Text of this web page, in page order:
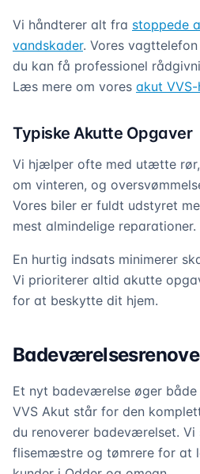
Vi håndterer alt fra stoppede
vandskader. Vores
du kan få professionel
Læs mere om vores akut
Typiske Akutte Opgaver
Vi hjælper ofte med utætte
om vinteren, og
Vores biler er fuldt udstyret
mest almindelige reparationer.
En hurtig indsats minimerer
Vi prioriterer altid akutte
for at beskytte dit hjem.
Et nyt badeværelse øger
VVS Akut står for den
du renoverer badeværelset. Vi
flisemæstre og tømrere for at